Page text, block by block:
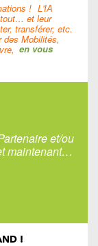
! L'IA
et leur
transférer, etc.
des Mobilités,
en vous
et/ou
maintenant…
!